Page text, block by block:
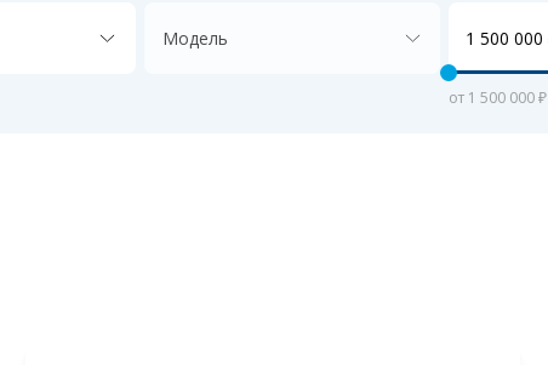
Модель
от 1 500 000 ₽